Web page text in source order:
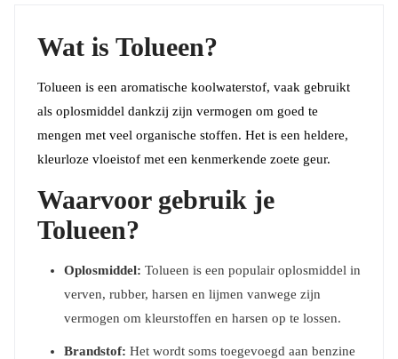
Wat is Tolueen?
Tolueen is een aromatische koolwaterstof, vaak gebruikt
als oplosmiddel dankzij zijn vermogen om goed te
mengen met veel organische stoffen. Het is een heldere,
kleurloze vloeistof met een kenmerkende zoete geur.
Waarvoor gebruik je
Tolueen?
Oplosmiddel: Tolueen is een populair oplosmiddel in
verven, rubber, harsen en lijmen vanwege zijn
vermogen om kleurstoffen en harsen op te lossen.
Brandstof: Het wordt soms toegevoegd aan benzine